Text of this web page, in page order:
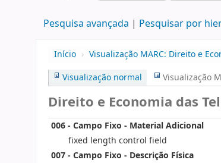
Pesquisa avançada Pesquisar por
Início › Visualização MARC: Direito e
Visualização normal
Visualização
Direito e Economia das
006 - Campo Fixo - Material Adicional
fixed length control field
007 - Campo Fixo - Descrição Física